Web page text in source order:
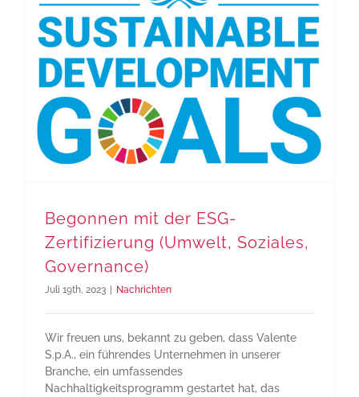
Begonnen mit der ESG-
Zertifizierung (Umwelt, Soziales,
Governance)
Juli 19th, 2023 Nachrichten
Wir freuen uns, bekannt zu geben, dass Valente
S.p.A., ein führendes Unternehmen in unserer
Branche, ein umfassendes
Nachhaltigkeitsprogramm gestartet hat, das